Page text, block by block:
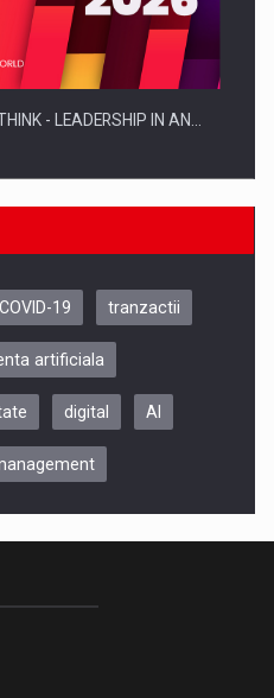
- LEADERSHIP IN AN…
9 Decembrie
COVID-19 tranzactii
artificiala
digital AI